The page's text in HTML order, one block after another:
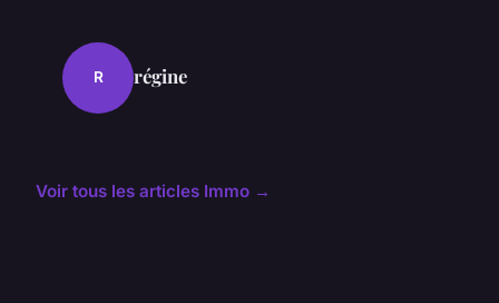
R régine
Voir tous les articles Immo →